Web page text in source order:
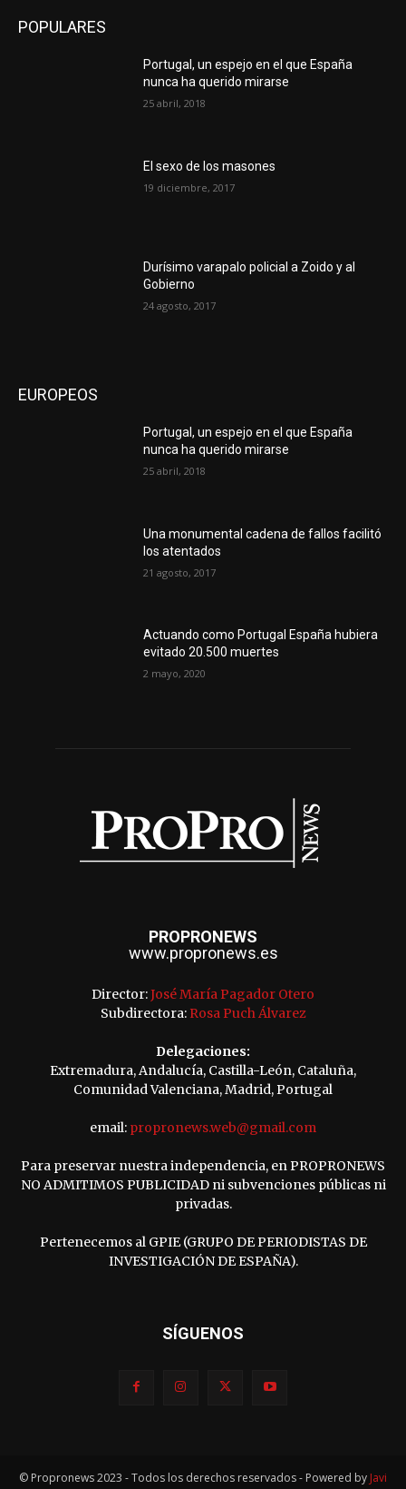
POPULARES
Portugal, un espejo en el que España
nunca ha querido mirarse
25 abril, 2018
El sexo de los masones
19 diciembre, 2017
Durísimo varapalo policial a Zoido y al
Gobierno
24 agosto, 2017
EUROPEOS
Portugal, un espejo en el que España
nunca ha querido mirarse
25 abril, 2018
Una monumental cadena de fallos facilitó
los atentados
21 agosto, 2017
Actuando como Portugal España hubiera
evitado 20.500 muertes
2 mayo, 2020
PROPRONEWS
www.propronews.es
Director:José María Pagador Otero
Subdirectora: Rosa Puch Álvarez
Delegaciones:
Extremadura, Andalucía, Castilla-León, Cataluña,
Comunidad Valenciana, Madrid, Portugal
email: propronews.web@gmail.com
Para preservar nuestra independencia, en PROPRONEWS
NO ADMITIMOS PUBLICIDAD ni subvenciones públicas ni
privadas.
Pertenecemos al GPIE (GRUPO DE PERIODISTAS DE
INVESTIGACIÓN DE ESPAÑA).
SÍGUENOS
© Propronews 2023 - Todos los derechos reservados - Powered by Javi